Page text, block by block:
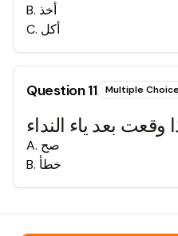
B. أخذ
C. أكل
Question11 Multiple
بعد ياء النداء
A. صح
B. خطأ